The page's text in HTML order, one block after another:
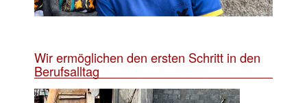
Wir ermöglichen den ersten Schritt in den
Berufsalltag